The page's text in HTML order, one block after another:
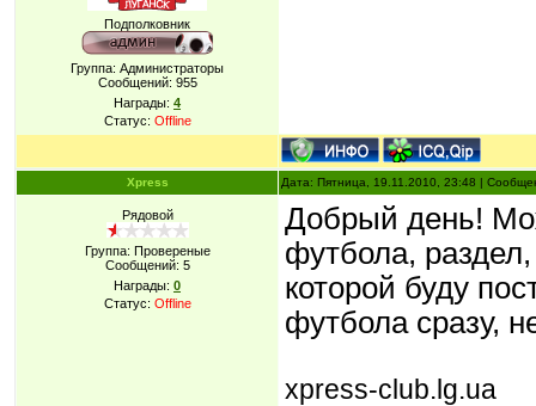
Подполковник
Группа: Администраторы
Сообщений: 955
Награды: 4
Статус: Offline
Xpress Дата: Пятница, 19.11.2010, 23:48 |
Рядовой
Группа: Провереные
Сообщений: 5
Награды: 0
Статус: Offline
Добрый день!
футбола,
которой буду
футбола сразу,
xpress-club.lg.ua